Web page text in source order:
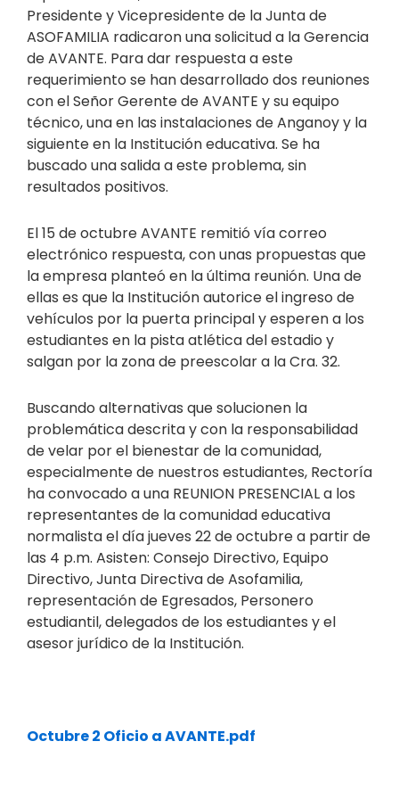
Presidente y Vicepresidente de la Junta de
ASOFAMILIA radicaron una solicitud a la Gerencia
de AVANTE. Para dar respuesta a este
requerimiento se han desarrollado dos reuniones
con el Señor Gerente de AVANTE y su equipo
técnico, una en las instalaciones de Anganoy y la
siguiente en la Institución educativa. Se ha
buscado una salida a este problema, sin
resultados positivos.
El 15 de octubre AVANTE remitió vía correo
electrónico respuesta, con unas propuestas que
la empresa planteó en la última reunión. Una de
ellas es que la Institución autorice el ingreso de
vehículos por la puerta principal y esperen a los
estudiantes en la pista atlética del estadio y
salgan por la zona de preescolar a la Cra. 32.
Buscando alternativas que solucionen la
problemática descrita y con la responsabilidad
de velar por el bienestar de la comunidad,
especialmente de nuestros estudiantes, Rectoría
ha convocado a una REUNION PRESENCIAL a los
representantes de la comunidad educativa
normalista el día jueves 22 de octubre a partir de
las 4 p.m. Asisten: Consejo Directivo, Equipo
Directivo, Junta Directiva de Asofamilia,
representación de Egresados, Personero
estudiantil, delegados de los estudiantes y el
asesor jurídico de la Institución.
Octubre 2 Oficio a AVANTE.pdf